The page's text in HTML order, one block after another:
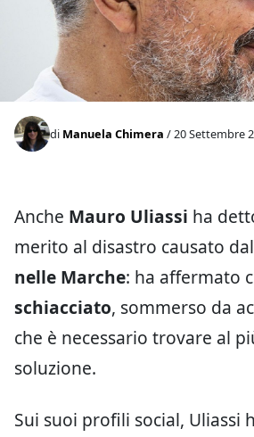
di Manuela Chimera / 20 Settembre
Anche Mauro Uliassi ha
merito al disastro causato
nelle Marche: ha affermato
schiacciato, sommerso da
che è necessario trovare al
soluzione.
Sui suoi profili social, Uliassi